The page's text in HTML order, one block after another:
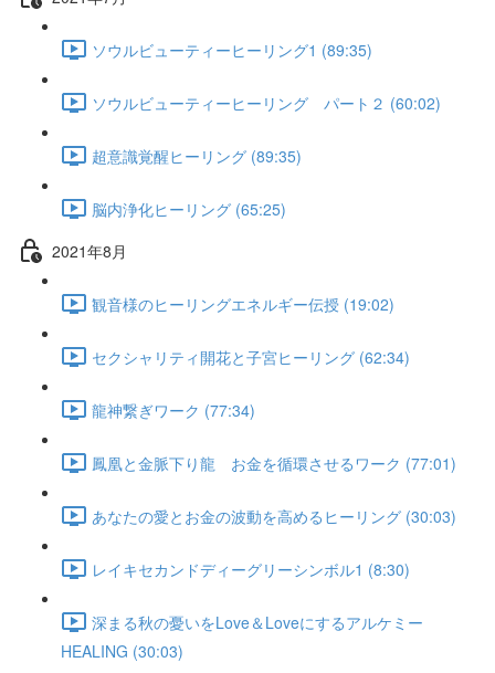
ソウルビューティーヒーリング1 (89:35)
ソウルビューティーヒーリング パート２ (60:02)
超意識覚醒ヒーリング (89:35)
脳内浄化ヒーリング (65:25)
2021年8月
観音様のヒーリングエネルギー伝授 (19:02)
セクシャリティ開花と子宮ヒーリング (62:34)
龍神繋ぎワーク (77:34)
鳳凰と金脈下り龍 お金を循環させるワーク (77:01)
あなたの愛とお金の波動を高めるヒーリング (30:03)
レイキセカンドディーグリーシンボル1 (8:30)
深まる秋の憂いをLove＆Loveにするアルケミー
HEALING (30:03)